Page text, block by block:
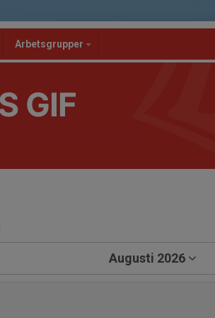
Arbetsgrupper
GIF
Augusti 2026